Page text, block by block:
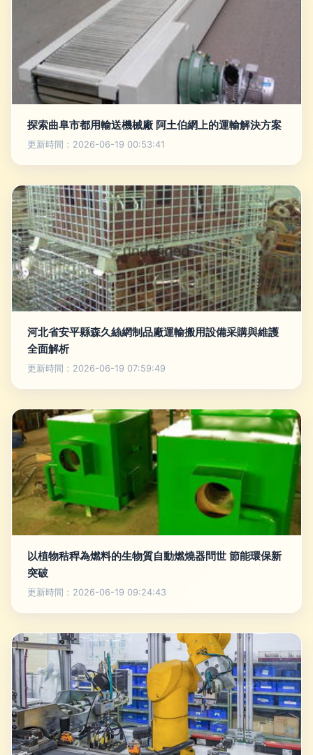
探索曲阜市都用輸送機械廠 阿土伯網上的運輸解決方案
更新時間：2026-06-19 00:53:41
河北省安平縣森久絲網制品廠運輸搬用設備采購與維護
全面解析
更新時間：2026-06-19 07:59:49
以植物秸稈為燃料的生物質自動燃燒器問世 節能環保新
突破
更新時間：2026-06-19 09:24:43